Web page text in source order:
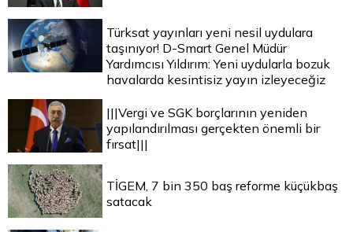
Türksat yayınları yeni nesil uydulara
taşınıyor! D-Smart Genel Müdür
Yardımcısı Yıldırım: Yeni uydularla bozuk
havalarda kesintisiz yayın izleyeceğiz
|||Vergi ve SGK borçlarının yeniden
yapılandırılması gerçekten önemli bir
fırsat|||
TİGEM, 7 bin 350 baş reforme küçükbaş
satacak